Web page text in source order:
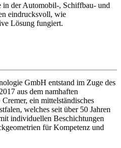
in der Automobil-, Schiffbau- und
eindrucksvoll, wie
Lösung fungiert.
GmbH entstand im Zuge des
aus dem namhaften
ein mittelständisches
welches seit über 50 Jahren
individuellen Beschichtungen
für Kompetenz und